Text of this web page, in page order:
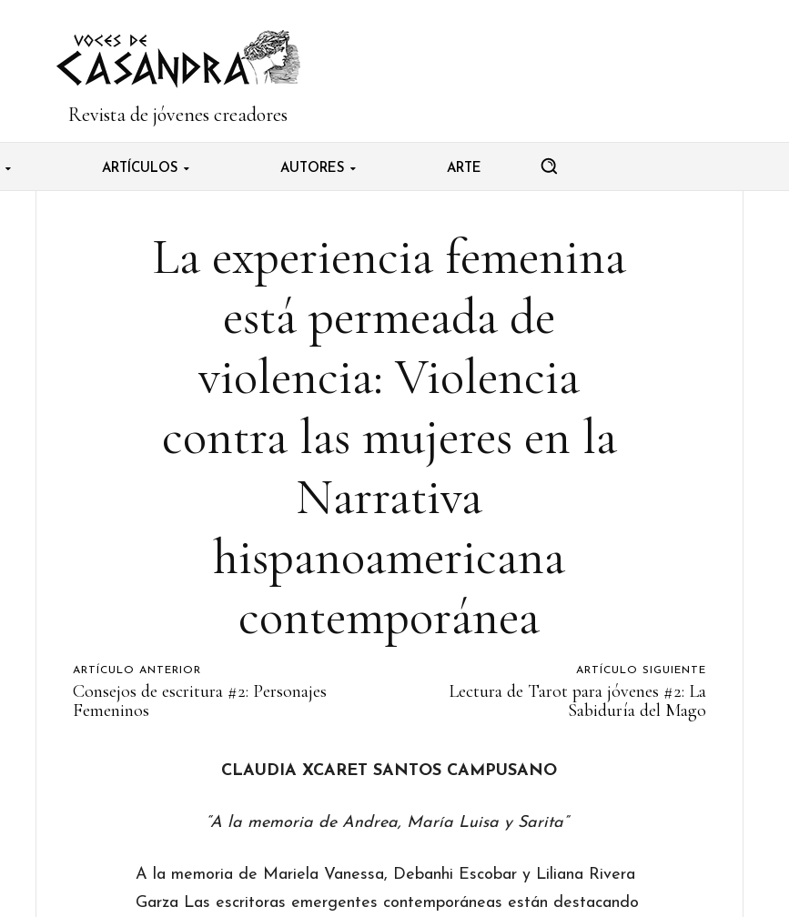
Revista de jóvenes creadores
ARTÍCULOS AUTORES ARTE
La experiencia femenina
está permeada de
violencia: Violencia
contra las mujeres en la
Narrativa
hispanoamericana
contemporánea
ARTÍCULO ANTERIOR
Consejos de escritura #2: Personajes
Femeninos
ARTÍCULO SIGUIENTE
Lectura de Tarot para jóvenes #2: La
Sabiduría del Mago
CLAUDIA XCARET SANTOS CAMPUSANO
“A la memoria de Andrea, María Luisa y Sarita”
A la memoria de Mariela Vanessa, Debanhi Escobar y Liliana Rivera
Garza Las escritoras emergentes contemporáneas están destacando